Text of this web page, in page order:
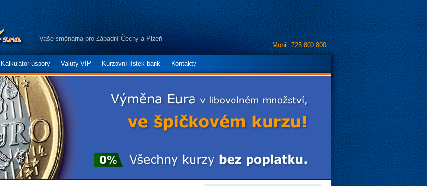
Vaše směnárna pro Západní Čechy a Plzeň
Mobil: 725 800 800
Kalkulátor úspory Valuty VIP Kurzovní lístek bank Kontakty